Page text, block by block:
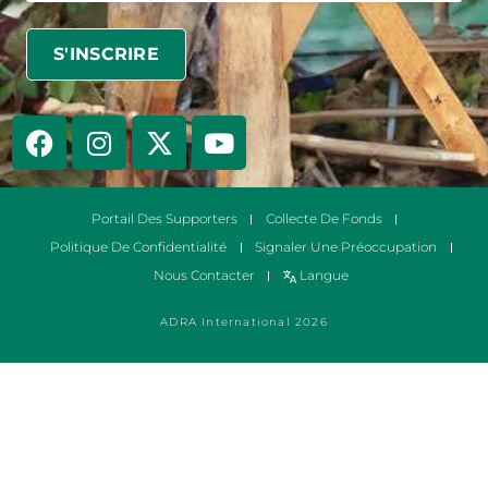
ADRA International 2026
Portail Des Supporters
Collecte De Fonds
Politique De Confidentialité
Signaler Une Préoccupation
Nous Contacter
Langue